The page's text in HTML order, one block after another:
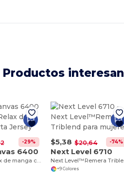
Productos
-29%
6400
$5,38 $20,64 -74%
Next Level 6710
+9 Colores